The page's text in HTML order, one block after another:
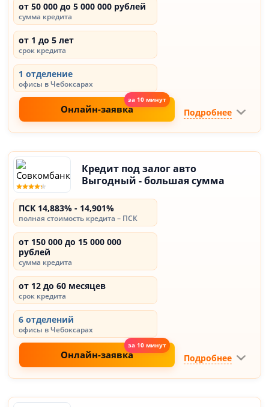
от 50 000 до 5 000 000 рублей
сумма кредита
от 1 до 5 лет
срок кредита
1 отделение
офисы в Чебоксарах
Онлайн-заявка Подробнее
Кредит под залог авто
Выгодный - большая сумма
ПСК 14,883% - 14,901%
полная стоимость кредита – ПСК
от 150 000 до 15 000 000
рублей
сумма кредита
от 12 до 60 месяцев
срок кредита
6 отделений
офисы в Чебоксарах
Онлайн-заявка Подробнее